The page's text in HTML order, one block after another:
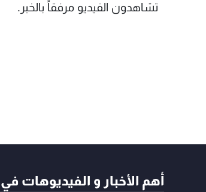
تشاهدون الفيديو مرفقاً بالخبر.
أهم الأخبار و الفيديوهات